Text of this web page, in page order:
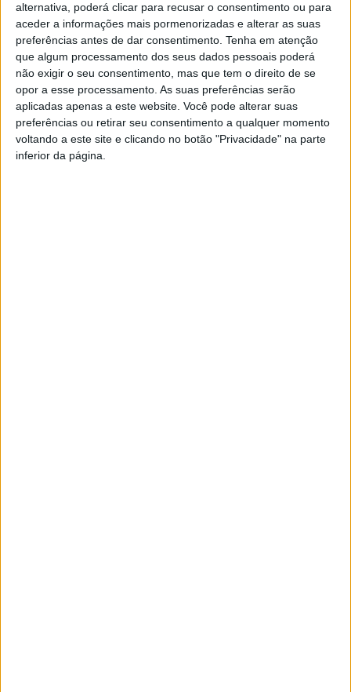
alternativa, poderá clicar para recusar o consentimento ou para
aceder a informações mais pormenorizadas e alterar as suas
preferências antes de dar consentimento. Tenha em atenção
que algum processamento dos seus dados pessoais poderá
não exigir o seu consentimento, mas que tem o direito de se
opor a esse processamento. As suas preferências serão
aplicadas apenas a este website. Você pode alterar suas
preferências ou retirar seu consentimento a qualquer momento
voltando a este site e clicando no botão "Privacidade" na parte
inferior da página.
e especialistas do seu campo de saber. Das industrias
mais representadas nestas empresas Startups temos
Saas (Software como um serviço), IA (Inteligência
artificial), maquinas que se autoeducam, tecnologias
ligadas ao bem estar e à saúde, serviços financeiros,
tecnologias limpas e sustentáveis.